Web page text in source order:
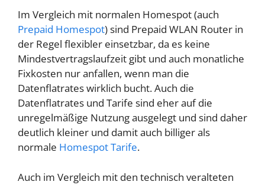
Im Vergleich mit normalen Homespot (auch
Prepaid Homespot) sind Prepaid WLAN Router in
der Regel flexibler einsetzbar, da es keine
Mindestvertragslaufzeit gibt und auch monatliche
Fixkosten nur anfallen, wenn man die
Datenflatrates wirklich bucht. Auch die
Datenflatrates und Tarife sind eher auf die
unregelmäßige Nutzung ausgelegt und sind daher
deutlich kleiner und damit auch billiger als
normale Homespot Tarife.
Auch im Vergleich mit den technisch veralteten